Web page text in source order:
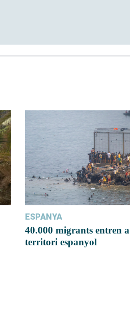
ESPANYA
40.000 migrants entren a
territori espanyol